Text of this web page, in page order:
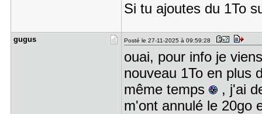
Si tu ajoutes du 1To
gugus Posté le 27-11-2025 à 09:59:28
ouai, pour info je
nouveau 1To en plus
même temps
, j'ai
m'ont annulé le 20go